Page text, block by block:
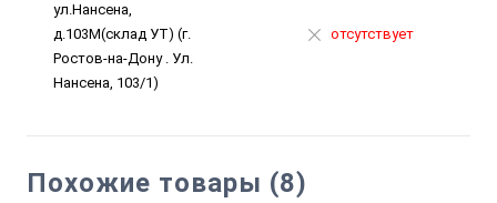
ул.Нансена,
д.103М(склад УТ) (г.
Ростов-на-Дону . Ул.
Нансена, 103/1)
отсутствует
Похожие товары (8)